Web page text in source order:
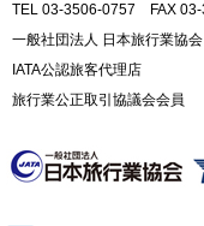
TEL 03-3506-0757 FAX 03-
一般社団法人 日本旅行業協
IATA公認旅客代理店
旅行業公正取引協議会会員